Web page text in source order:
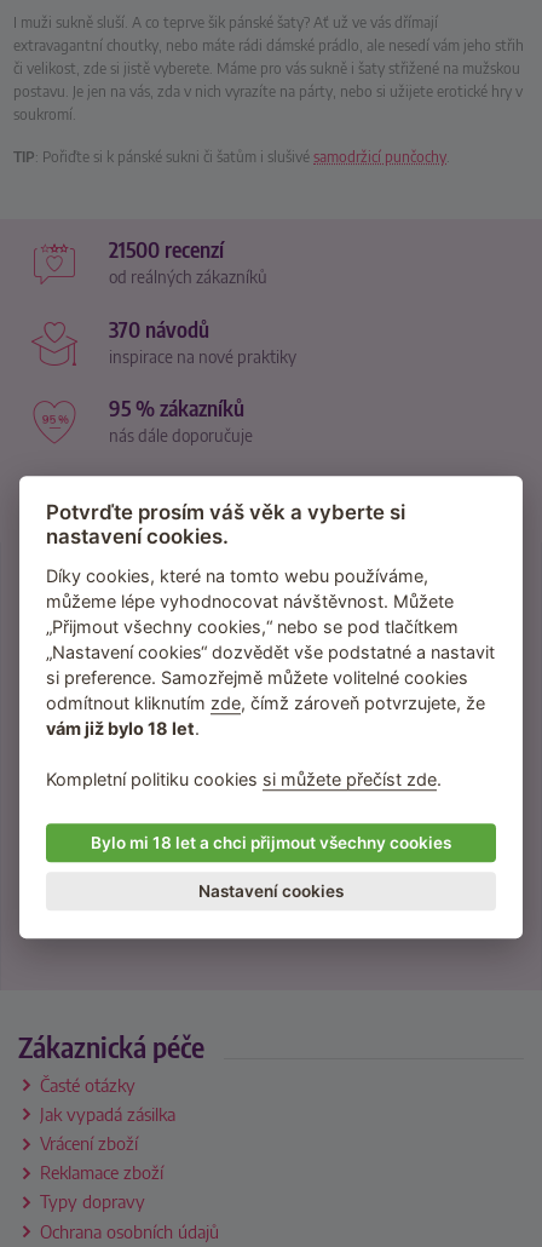
I muži sukně sluší. A co teprve šik pánské šaty? Ať už ve vás dřímají
extravagantní choutky, nebo máte rádi dámské prádlo, ale nesedí vám jeho střih
či velikost, zde si jistě vyberete. Máme pro vás sukně i šaty střižené na mužskou
postavu. Je jen na vás, zda v nich vyrazíte na párty, nebo si užijete erotické hry v
soukromí.
TIP: Pořiďte si k pánské sukni či šatům i slušivé samodržicí punčochy
21500 recenzí
od reálných zákazníků
370 návodů
inspirace na nové praktiky
95 % zákazníků
nás dále doporučuje
je zásilka průměrně u vás
Přihlaste se do newsletteru
Inspirace, tipy a vychytávky na lepší sex.
Slevy a novinky přednostně pro odběratele
newsletteru.
budou bavit.
Přihlášením souhlasíte se
Zákaznická péče
Časté otázky
Jak vypadá zásilka
Vrácení zboží
Reklamace zboží
Typy dopravy
Ochrana osobních údajů
Potvrďte prosím váš věk a vyberte si
nastavení cookies.
Díky cookies, které na tomto webu používáme,
můžeme lépe vyhodnocovat návštěvnost. Můžete
„Přijmout všechny cookies,“ nebo se pod tlačítkem
„Nastavení cookies“ dozvědět vše podstatné a nastavit
si preference. Samozřejmě můžete volitelné cookies
odmítnout kliknutím zde, čímž zároveň potvrzujete, že
vám již bylo 18 let.
Kompletní politiku cookies si můžete přečíst zde.
Bylo mi 18 let a chci přijmout všechny cookies
Nastavení cookies